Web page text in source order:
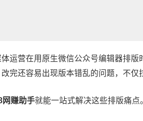
运营在用原生微信公众号编辑器排版
完还容易出现版本错乱的问题，不仅
网赚助手就能一站式解决这些排版痛点